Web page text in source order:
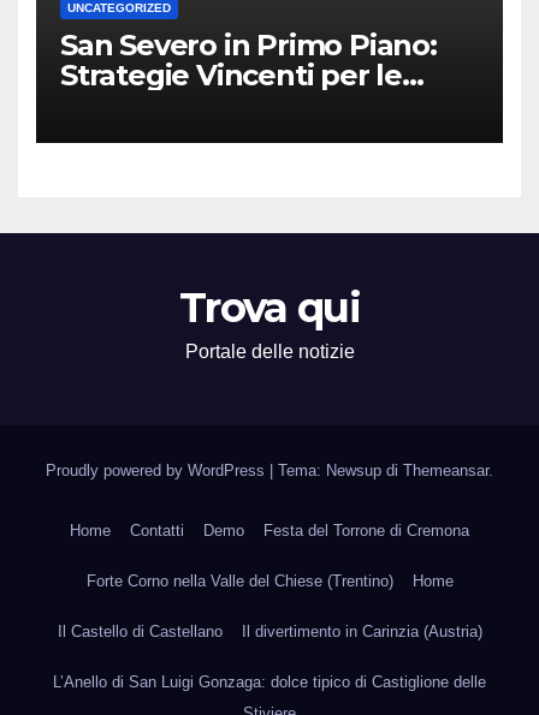
UNCATEGORIZED
San Severo in Primo Piano:
Strategie Vincenti per le
Territorio
Trova qui
Portale delle notizie
Proudly powered by WordPress Tema: Newsup di Themeansar.
Home Contatti Demo Festa del Torrone di Cremona
Forte Corno nella Valle del Chiese (Trentino) Home
Il Castello di Castellano Il divertimento in Carinzia (Austria)
L’Anello di San Luigi Gonzaga: dolce tipico di Castiglione delle